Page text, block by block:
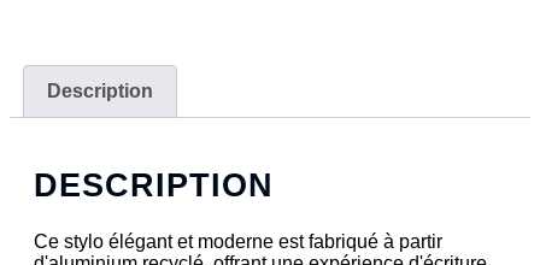
Description
DESCRIPTION
Ce stylo élégant et moderne est fabriqué à partir